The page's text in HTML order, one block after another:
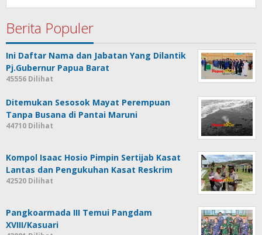
Berita Populer
Ini Daftar Nama dan Jabatan Yang Dilantik
Pj.Gubernur Papua Barat
45556 Dilihat
Ditemukan Sesosok Mayat Perempuan
Tanpa Busana di Pantai Maruni
44710 Dilihat
Kompol Isaac Hosio Pimpin Sertijab Kasat
Lantas dan Pengukuhan Kasat Reskrim
42520 Dilihat
Pangkoarmada III Temui Pangdam
XVIII/Kasuari